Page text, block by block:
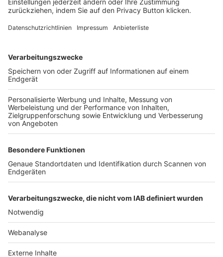
FOLGE DEM BFV
TOP-VEREINE
TOP-PARTNER
Nutzungsbedingungen Datenschutz Impressum